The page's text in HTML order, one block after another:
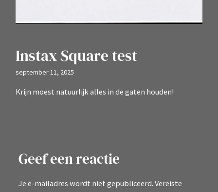
Instax Square test
september 11, 2025
Krijn moest natuurlijk alles in de gaten houden!
Geef een reactie
Je e-mailadres wordt niet gepubliceerd. Vereiste